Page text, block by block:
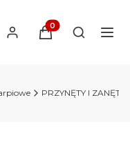
Produkty w
Otwórz
PRZYNĘTY I ZANĘTY